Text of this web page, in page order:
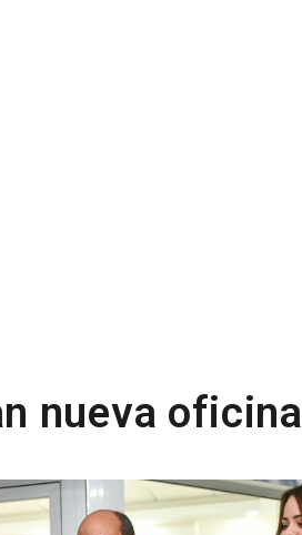
nueva oficina